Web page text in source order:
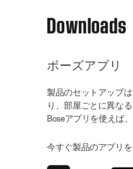
Downloads
ボーズアプリ
製品のセットアップ
り、部屋ごとに異な
Boseアプリを使えば
今すぐ製品のアプリ